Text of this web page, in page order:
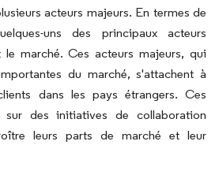
acteurs majeurs. En termes de
uns des principaux acteurs
le marché. Ces acteurs majeurs, qui
du marché, s'attachent à
dans les pays étrangers. Ces
sur des initiatives de collaboration
leurs parts de marché et leur